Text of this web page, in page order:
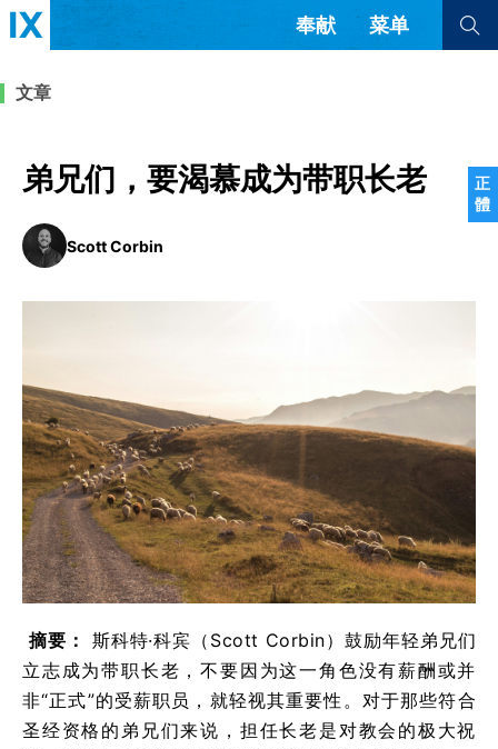
正
體
奉献 菜单
教会带领
团契生活与祷告
查看全部
查看全部
乌兹别克语
波斯语
法语
罗马尼亚语
越南语
意大利语
德语
韩语
土耳其语
阿拉伯语
阿尔巴尼亚语
塞尔维亚语
文章
弟兄们，要渴慕成为带职长老
Scott Corbin
摘要：
斯科特·科宾（Scott Corbin）鼓励年轻弟兄们
立志成为带职长老，不要因为这一角色没有薪酬或并
非“正式”的受薪职员，就轻视其重要性。对于那些符合
圣经资格的弟兄们来说，担任长老是对教会的极大祝